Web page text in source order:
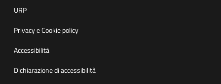
URP
Privacy e Cookie policy
Accessibilità
Dichiarazione di accessibilità